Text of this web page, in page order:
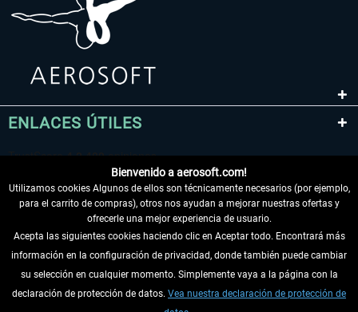
ENLACES ÚTILES
DESISTIR DEL CONTRATO
INFORMACIÓN
Bienvenido a aerosoft.com!
Utilizamos cookies Algunos de ellos son técnicamente necesarios (por ejemplo,
para el carrito de compras), otros nos ayudan a mejorar nuestras ofertas y
ofrecerle una mejor experiencia de usuario.
Acepta las siguientes cookies haciendo clic en Aceptar todo. Encontrará más
información en la configuración de privacidad, donde también puede cambiar
su selección en cualquier momento. Simplemente vaya a la página con la
declaración de protección de datos. Vea nuestra declaración de protección de